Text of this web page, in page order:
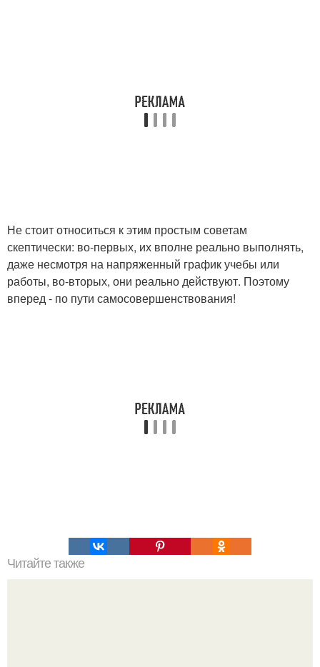
Не стоит относиться к этим простым советам
скептически: во-первых, их вполне реально выполнять,
даже несмотря на напряженный график учебы или
работы, во-вторых, они реально действуют. Поэтому
вперед - по пути самосовершенствования!
Читайте также